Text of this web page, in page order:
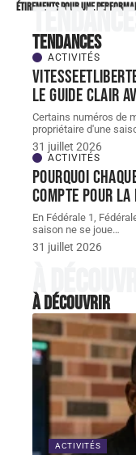
étirements pour une
Tendances
ACTIVITÉS
le guide clair
Certains numéros de
propriétaire d'une
31 juillet 2026
ACTIVITÉS
Pourquoi
compte pour la
En Fédérale 1,
saison ne se joue…
31 juillet 2026
À
À découvrir
ACTIVITÉS